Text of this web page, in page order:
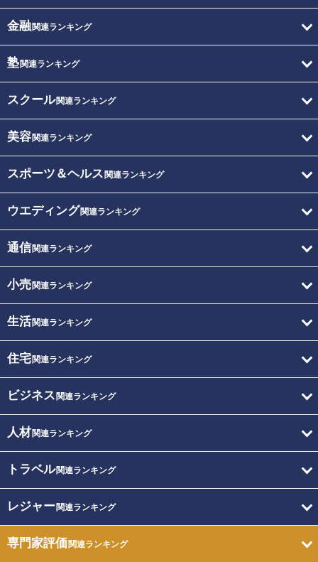
金融関連ランキング
塾関連ランキング
スクール関連ランキング
美容関連ランキング
スポーツ＆ヘルス 関連ランキング
ウエディング関連ランキング
通信関連ランキング
小売関連ランキング
生活関連ランキング
住宅関連ランキング
ビジネス 関連ランキング
人材関連ランキング
トラベル関連ランキング
レジャー関連ランキング
専門家評価関連ランキング